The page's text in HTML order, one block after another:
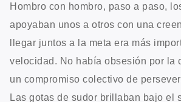
Hombro con hombro, paso a paso,
apoyaban unos a otros con una
llegar juntos a la meta era más
velocidad. No había obsesión por la
un compromiso colectivo de
Las gotas de sudor brillaban bajo el